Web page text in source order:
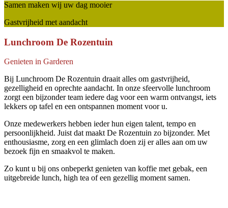
Samen maken wij uw dag mooier
Gastvrijheid met aandacht
Lunchroom De Rozentuin
Genieten in Garderen
Bij Lunchroom De Rozentuin draait alles om gastvrijheid,
gezelligheid en oprechte aandacht. In onze sfeervolle lunchroom
zorgt een bijzonder team iedere dag voor een warm ontvangst, iets
lekkers op tafel en een ontspannen moment voor u.
Onze medewerkers hebben ieder hun eigen talent, tempo en
persoonlijkheid. Juist dat maakt De Rozentuin zo bijzonder. Met
enthousiasme, zorg en een glimlach doen zij er alles aan om uw
bezoek fijn en smaakvol te maken.
Zo kunt u bij ons onbeperkt genieten van koffie met gebak, een
uitgebreide lunch, high tea of een gezellig moment samen.